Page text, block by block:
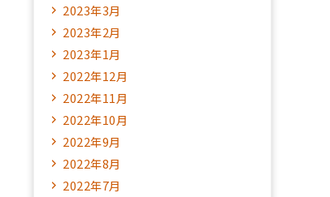
2023年3月
2023年2月
2023年1月
2022年12月
2022年11月
2022年10月
2022年9月
2022年8月
2022年7月